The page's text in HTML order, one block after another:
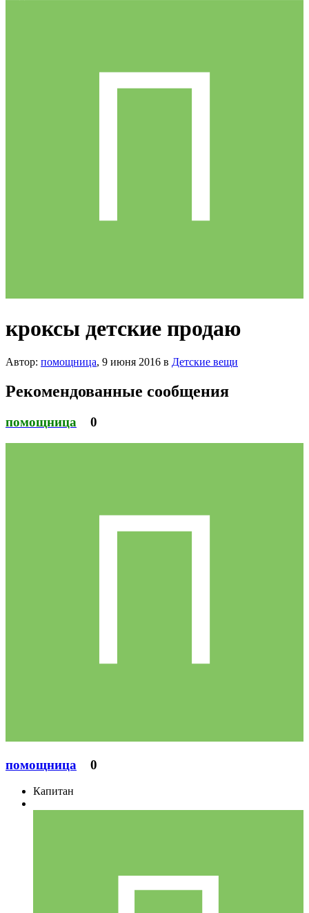
кроксы детские продаю
Автор: помощница, 9 июня 2016 в Детские вещи
Рекомендованные сообщения
помощница 0
помощница 0
Капитан